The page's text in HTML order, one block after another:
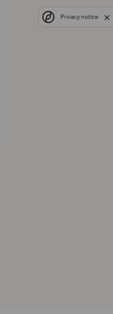
Privacy notice